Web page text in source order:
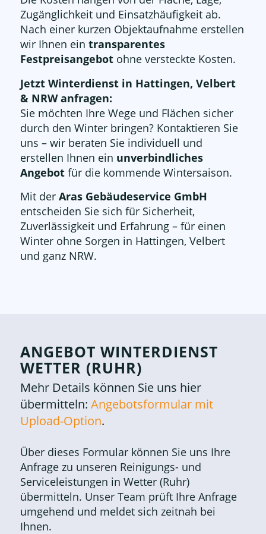
Zugänglichkeit und Einsatzhäufigkeit ab.
Nach einer kurzen Objektaufnahme erstellen
wir Ihnen ein transparentes
Festpreisangebotohne versteckte Kosten.
Jetzt Winterdienst in Hattingen, Velbert
& NRW anfragen:
Sie möchten Ihre Wege und Flächen sicher
durch den Winter bringen? Kontaktieren Sie
uns – wir beraten Sie individuell und
erstellen Ihnen ein unverbindliches
Angebotfür die kommende Wintersaison.
Mit der Aras Gebäudeservice GmbH
entscheiden Sie sich für Sicherheit,
Zuverlässigkeit und Erfahrung – für einen
Winter ohne Sorgen in Hattingen, Velbert
und ganz NRW.
ANGEBOT WINTERDIENST
WETTER (RUHR)
Mehr Details können Sie uns hier
übermitteln: Angebotsformular mit
Upload-Option.
Über dieses Formular können Sie uns Ihre
Anfrage zu unseren Reinigungs- und
Serviceleistungen in Wetter (Ruhr)
übermitteln. Unser Team prüft Ihre Anfrage
umgehend und meldet sich zeitnah bei
Ihnen.